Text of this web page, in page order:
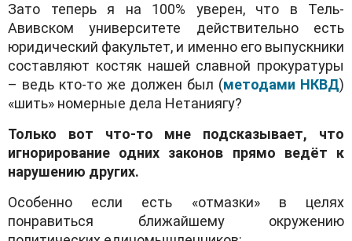
Зато теперь я на 100% уверен, что в Тель-
Авивском университете действительно есть
юридический факультет, и именно его выпускники
составляют костяк нашей славной прокуратуры
– ведь кто-то же должен был (методами НКВД)
«шить» номерные дела Нетаниягу?
Только вот что-то мне подсказывает, что
игнорирование одних законов прямо ведёт к
нарушению других.
Особенно если есть «отмазки» в целях
понравиться ближайшему окружению